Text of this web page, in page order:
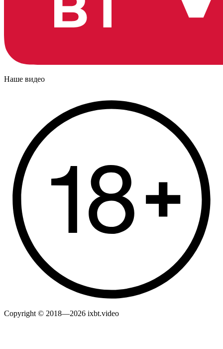
Наше видео
Copyright © 2018—2026 ixbt.video